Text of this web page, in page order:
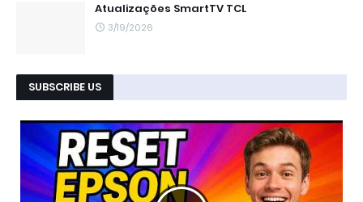
Atualizações SmartTV TCL
3/19/2026
SUBSCRIBE US